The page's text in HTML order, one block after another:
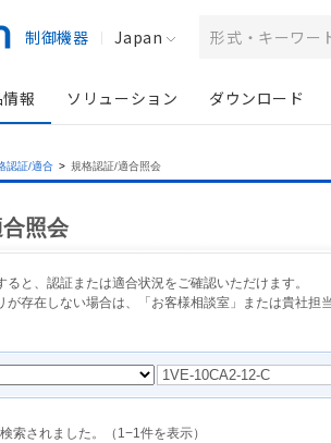
制御機器 Japan
報 ソリューション ダウンロード
認証/適合 > 規格認証/適合照会
照会
ると、認証または適合状況をご確認いただけます。
が存在しない場合は、「お客様相談室」または貴社担
索されました。（ 1 −1 件を表示）